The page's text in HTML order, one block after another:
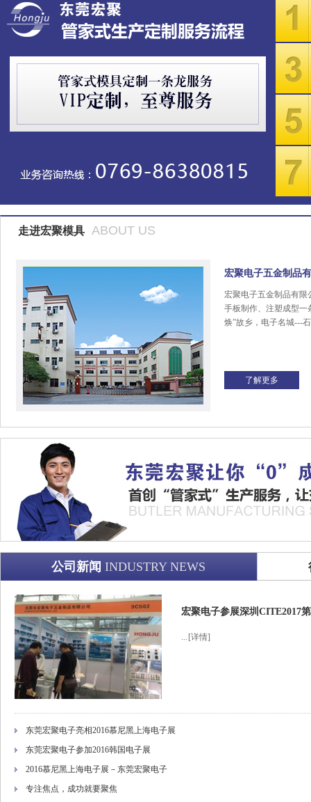
走进宏聚模具 ABOUT US
宏聚电子五金制品
宏聚电子五金制品有限
手板制作、注塑成型一
焕”故乡，电子名城---
了解更多
公司新闻 INDUSTRY NEWS
宏聚电子参展深圳CITE2017
... [详情]
东莞宏聚电子亮相2016慕尼黑上海电子展
东莞宏聚电子参加2016韩国电子展
2016慕尼黑上海电子展－东莞宏聚电子
专注焦点，成功就要聚焦